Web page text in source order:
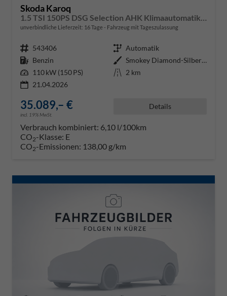
Skoda Karoq
unverbindliche Lieferzeit: 16 Tage Fahrzeug mit Tageszulassung
Fahrzeugnr. 543406 Getriebe Automatik
Kraftstoff Benzin Außenfarbe
Smokey Diamond-Silber Metallic
Leistung 110 kW (150 PS) Kilometerstand 2 km
21.04.2026
35.089,– €
incl. 19% MwSt.
Details
Verbrauch kombiniert: 6,10 l/100km
CO2-Klasse: E
CO2-Emissionen: 138,00 g/km